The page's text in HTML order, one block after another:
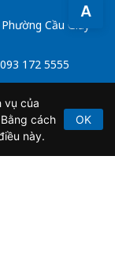
A
Cầu Giấy -
172 5555
BTTTT do Bộ
vụ của
cách
này.
OK